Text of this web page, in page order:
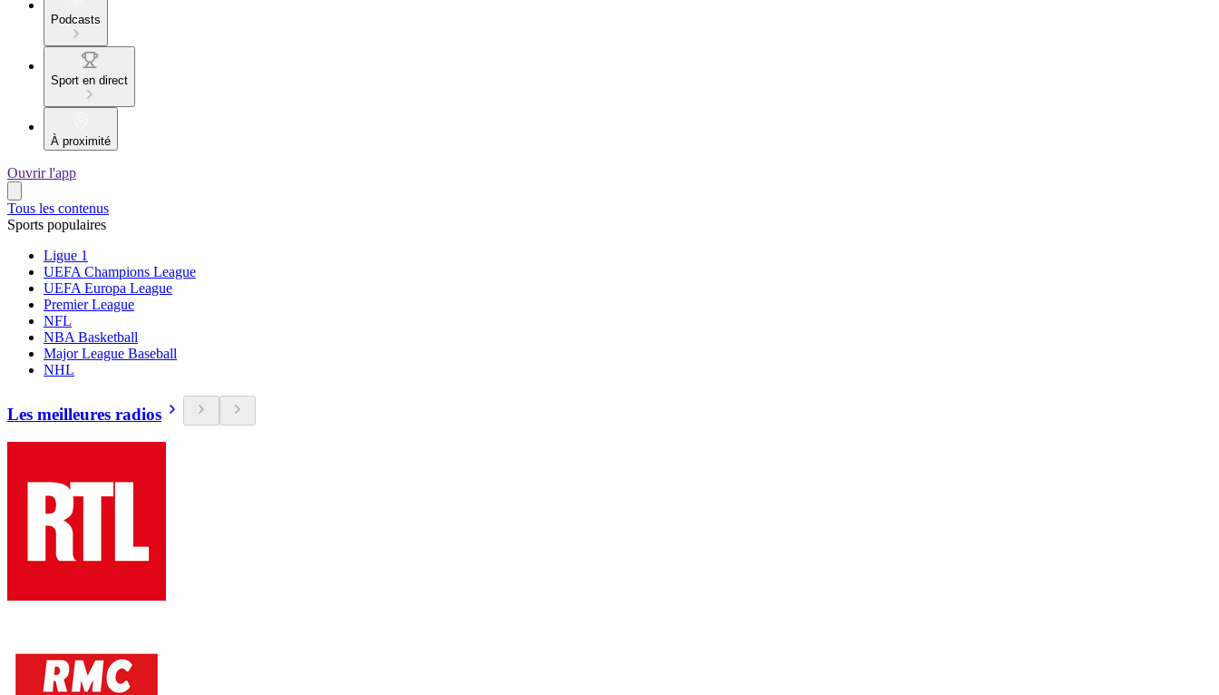
Podcasts
Sport en direct
À proximité
Ouvrir l'app
Tous les contenus
Sports populaires
Ligue 1
UEFA Champions League
UEFA Europa League
Premier League
NFL
NBA Basketball
Major League Baseball
NHL
Les meilleures radios